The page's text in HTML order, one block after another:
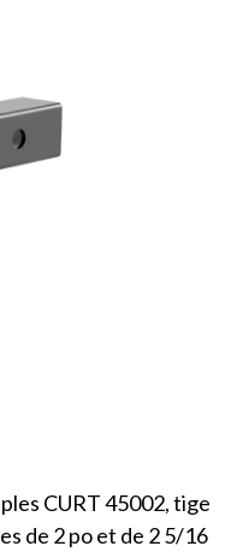
CURT 45002, tige
de 2 po et de 2 5/16